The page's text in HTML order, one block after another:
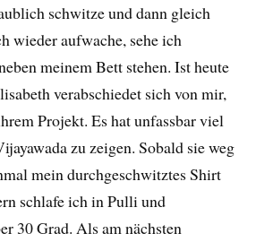
schwitze und dann gleich
wieder aufwache, sehe ich
meinem Bett stehen. Ist heute
verabschiedet sich von mir,
Projekt. Es hat unfassbar viel
zu zeigen. Sobald sie weg
mein durchgeschwitztes Shirt
schlafe ich in Pulli und
30 Grad. Als am nächsten